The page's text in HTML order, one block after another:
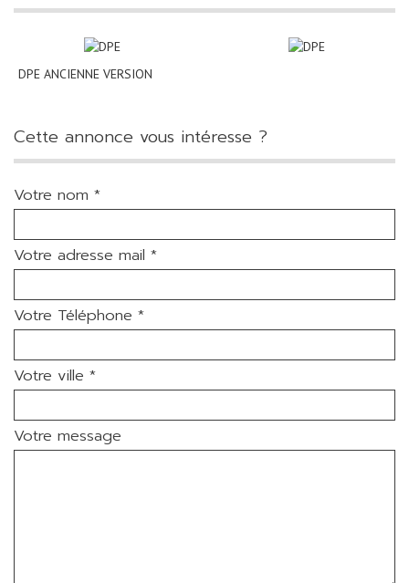
DPE ANCIENNE VERSION
cette annonce vous intéresse ?
Votre nom *
Votre adresse mail *
Votre Téléphone *
Votre ville *
Votre message